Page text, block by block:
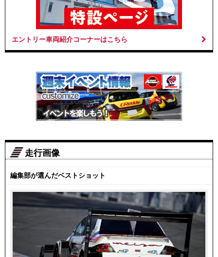
エントリー車両紹介コーナーはこちら
走行画像
編集部が選んだベストショット